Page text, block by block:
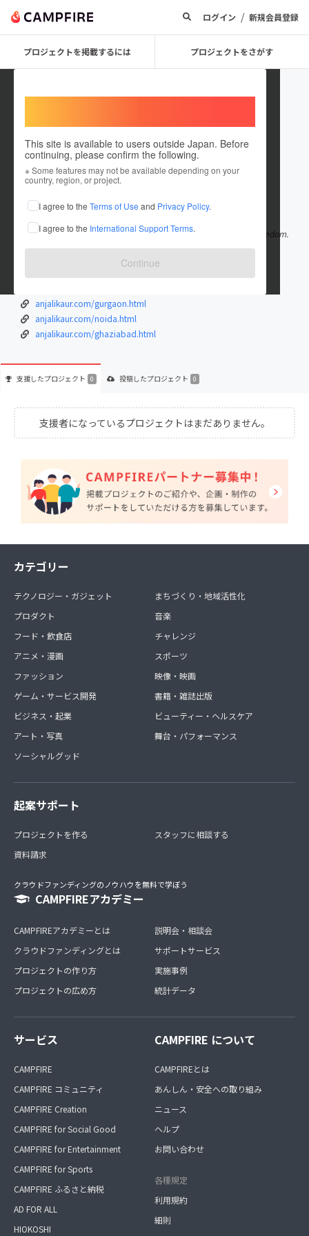
ログイン / 新規会員登録
プロジェクトを掲載するには プロジェクトをさがす
This site is available to users outside Japan. Before
continuing, please confirm the following.
※ Some features may not be available depending on your
country, region, or project.
I agree to the Terms of Use and Privacy Policy.
I agree to the International Support Terms.
Continue
anjalikaur
在住国：インド
出身国：インド
Hot call girls working for the Call Girls In Delhi enjoy a great freedom.
They can decide もっと見る
anjalikaur.com/gurgaon.html
anjalikaur.com/noida.html
anjalikaur.com/ghaziabad.html
支援したプロジェクト 0 投稿したプロジェクト 0
支援者になっているプロジェクトはまだありません。
カテゴリー
テクノロジー・ガジェット
プロダクト
フード・飲食店
アニメ・漫画
ファッション
ゲーム・サービス開発
ビジネス・起業
アート・写真
ソーシャルグッド
まちづくり・地域活性化
音楽
チャレンジ
スポーツ
映像・映画
書籍・雑誌出版
ビューティー・ヘルスケア
舞台・パフォーマンス
起案サポート
プロジェクトを作る
資料請求
スタッフに相談する
クラウドファンディングのノウハウを無料で学ぼう
CAMPFIREアカデミー
CAMPFIREアカデミーとは
クラウドファンディングとは
プロジェクトの作り方
プロジェクトの広め方
説明会・相談会
サポートサービス
実施事例
統計データ
サービス
CAMPFIRE
CAMPFIRE コミュニティ
CAMPFIRE Creation
CAMPFIRE for Social Good
CAMPFIRE for Entertainment
CAMPFIRE for Sports
CAMPFIRE ふるさと納税
AD FOR ALL
HIOKOSHI
CAMPFIRE について
CAMPFIREとは
あんしん・安全への取り組み
ニュース
ヘルプ
お問い合わせ
各種規定
利用規約
細則